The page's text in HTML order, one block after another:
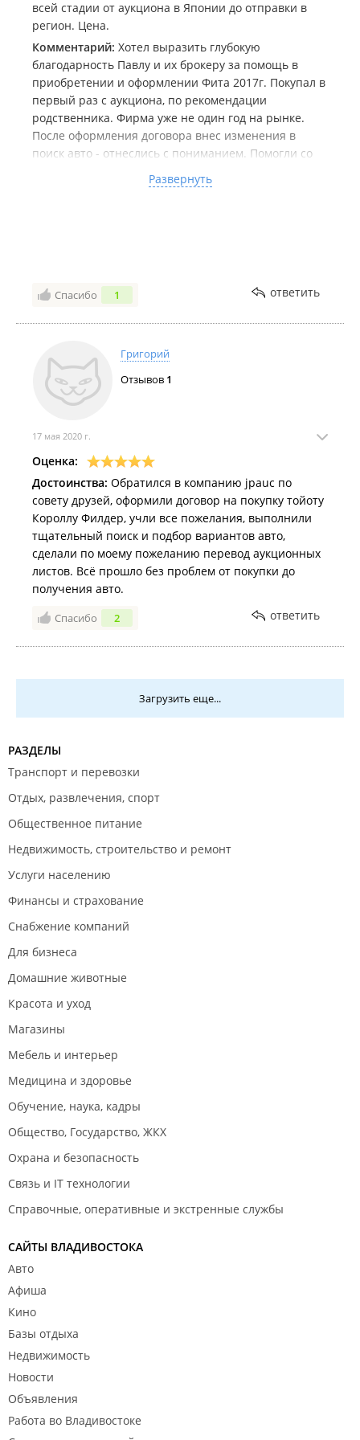
всей стадии от аукциона в Японии до отправки в
регион. Цена.
Комментарий: Хотел выразить глубокую
благодарность Павлу и их брокеру за помощь в
приобретении и оформлении Фита 2017г. Покупал в
первый раз с аукциона, по рекомендации
родственника. Фирма уже не один год на рынке.
После оформления договора внес изменения в
поиск авто - отнеслись с пониманием. Помогли со
машина уже была Томске). Рекомендую JpAuc и
Развернуть
Спасибо 1 ответить
Григорий
Отзывов 1
17 мая 2020 г.
Оценка:
Достоинства: Обратился в компанию jpauc по
совету друзей, оформили договор на покупку тойоту
Короллу Филдер, учли все пожелания, выполнили
тщательный поиск и подбор вариантов авто,
сделали по моему пожеланию перевод аукционных
листов. Всё прошло без проблем от покупки до
получения авто.
Спасибо 2 ответить
Загрузить еще...
РАЗДЕЛЫ
Транспорт и перевозки
Отдых, развлечения, спорт
Общественное питание
Недвижимость, строительство и ремонт
Услуги населению
Финансы и страхование
Снабжение компаний
Для бизнеса
Домашние животные
Красота и уход
Магазины
Мебель и интерьер
Медицина и здоровье
Обучение, наука, кадры
Общество, Государство, ЖКХ
Охрана и безопасность
Связь и IT технологии
Справочные, оперативные и экстренные службы
САЙТЫ ВЛАДИВОСТОКА
Авто
Афиша
Кино
Базы отдыха
Недвижимость
Новости
Объявления
Работа во Владивостоке